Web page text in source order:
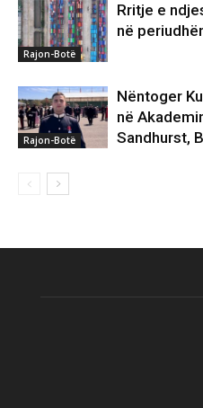
Rajon-Botë
Rritje e
në
Rajon-Botë
Nëntoger
në
Sandhurst,